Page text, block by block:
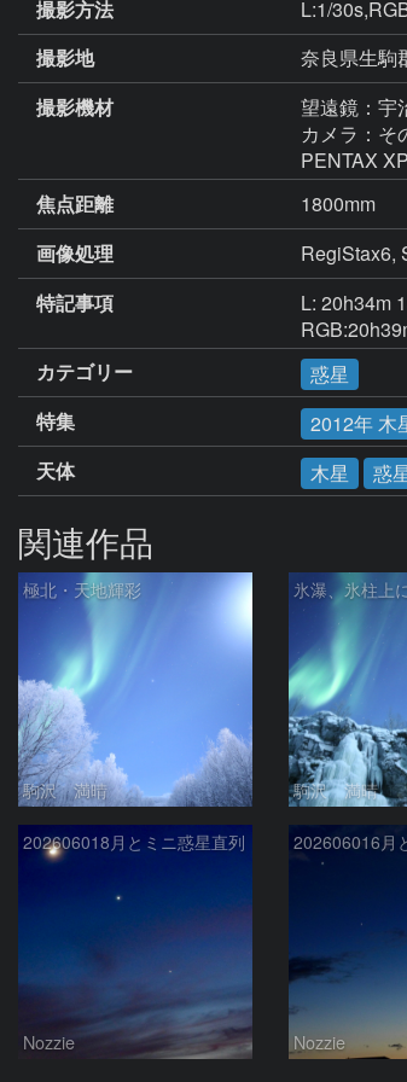
撮影方法
L:1/
撮影地
奈良県生駒
撮影機材
望遠鏡：宇
カメラ：そ
PENTAX
焦点距離
1800mm
画像処理
特記事項
L: 20h34m
カテゴリー
惑星
特集
2012年 木
天体
木星 惑
関連作品
極北・天地輝彩
駒沢 満晴
氷瀑、氷柱上
駒沢 満晴
202606018月とミニ惑星直列
Nozzie
202606016月
Nozzie